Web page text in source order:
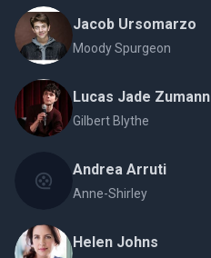
Jacob Ursomarzo
Moody Spurgeon
Lucas Jade Zumann
Gilbert Blythe
Andrea Arruti
Anne-Shirley
Helen Johns